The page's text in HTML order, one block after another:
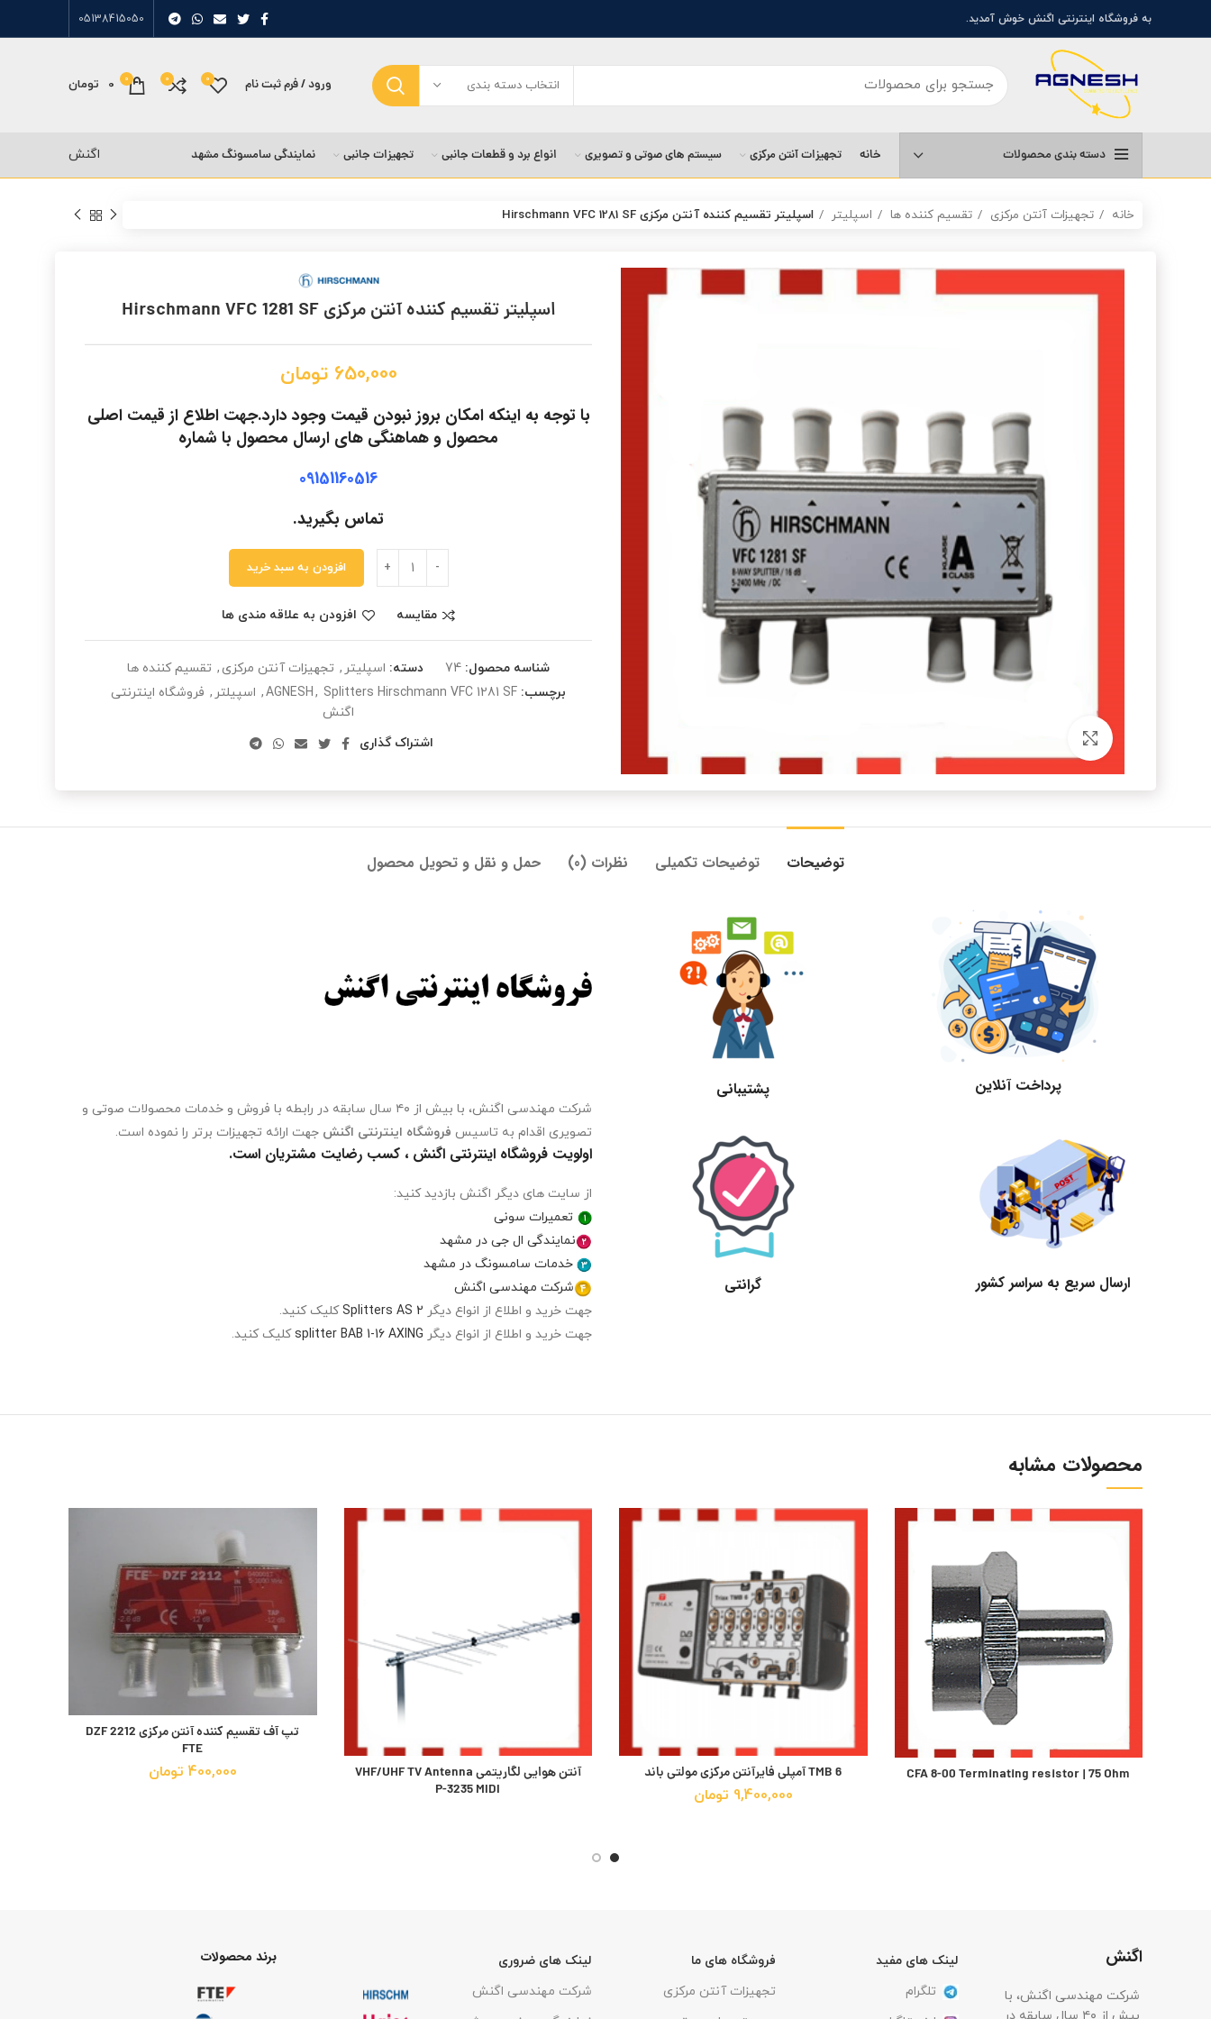
به فروشگاه اینترنتی اگنش خوش آمدید. 05138415050
انتخاب دسته بندی ورود / فرم ثبت نام 0
0
0
0 تومان
دسته بندی محصولات خانه تجهیزات آنتن مرکزی سیستم های صوتی و تصویری انواع برد و قطعات جانبی تجهیزات جانبی نمایندگی سامسونگ مشهد اگنش
خانه تجهیزات آنتن مرکزی تقسیم کننده ها اسپلیتر اسپلیتر تقسیم کننده آنتن مرکزی Hirschmann VFC 1281 SF
اسپلیتر تقسیم کننده آنتن مرکزی Hirschmann VFC 1281 SF
650,000 تومان
با توجه به اینکه امکان بروز نبودن قیمت وجود دارد.جهت اطلاع از قیمت اصلی
محصول و هماهنگی های ارسال محصول با شماره
09151160516
تماس بگیرید.
افزودن به سبد خرید
مقایسه افزودن به علاقه مندی ها
شناسه محصول: 74 دسته: اسپلیتر , تجهیزات آنتن مرکزی , تقسیم کننده ها
برچسب:
AGNESH, Splitters Hirschmann VFC 1281 SF
, اسپیلتر , فروشگاه اینترنتی
اگنش
اشتراک گذاری
توضیحات توضیحات تکمیلی نظرات (0) حمل و نقل و تحویل محصول
پرداخت آنلاین پشتیبانی
ارسال سریع به سراسر کشور گرانتی
شرکت مهندسی اگنش، با بیش از ۴۰ سال سابقه در رابطه با فروش و خدمات محصولات صوتی و
تصویری اقدام به تاسیس فروشگاه اینترنتی اگنش جهت ارائه تجهیزات برتر را نموده است.
اولویت فروشگاه اینترنتی اگنش ، کسب رضایت مشتریان است.
از سایت های دیگر اگنش بازدید کنید:
تعمیرات سونی
نمایندگی ال جی در مشهد
خدمات سامسونگ در مشهد
شرکت مهندسی اگنش
جهت خرید و اطلاع از انواع دیگر Splitters AS 2کلیک کنید.
جهت خرید و اطلاع از انواع دیگر splitter BAB 1-16 AXINGکلیک کنید.
محصولات مشابه
CFA 8-00 Terminating resistor | 75 Ohm
TMB 6 آمپلی فایرآنتن مرکزی مولتی باند
9,400,000 تومان
آنتن هوایی لگاریتمی VHF/UHF TV Antenna
P-3235 MIDI
تپ آف تقسیم کننده آنتن مرکزی DZF 2212
FTE
400,000 تومان
اگنش
شرکت مهندسی اگنش، با
بیش از ۴۰ سال سابقه در
لینک های مفید
تلگرام
فروشگاه های ما
تجهیزات آنتن مرکزی
لینک های ضروری
شرکت مهندسی اگنش
برند محصولات